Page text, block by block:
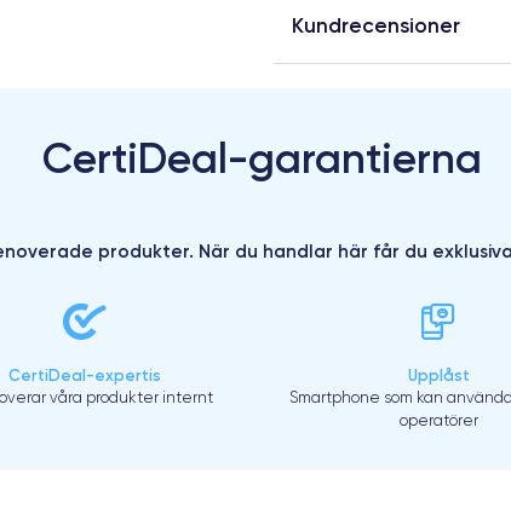
Kundrecensioner
CertiDeal-garantierna
produkter. När du handlar här får du
CertiDeal-expertis
våra produkter internt
Upplåst
Smartphone som kan
operatörer